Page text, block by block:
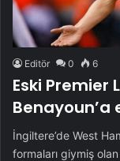
Editör 0 6
Eski Premier
Benayoun’a
İngiltere’de West
formaları giymiş